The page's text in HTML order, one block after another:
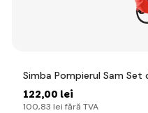
Simba Pompierul Sam
122,00 lei
100,83 lei fără TVA